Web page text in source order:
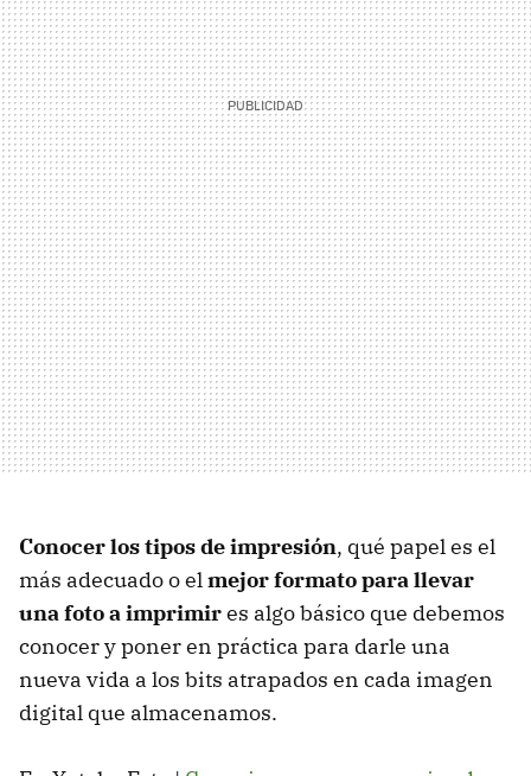
Conocer los tipos de impresión, qué papel es el
más adecuado o elmejor formato para llevar
una foto a imprimires algo básico que debemos
conocer y poner en práctica para darle una
nueva vida a los bits atrapados en cada imagen
digital que almacenamos.